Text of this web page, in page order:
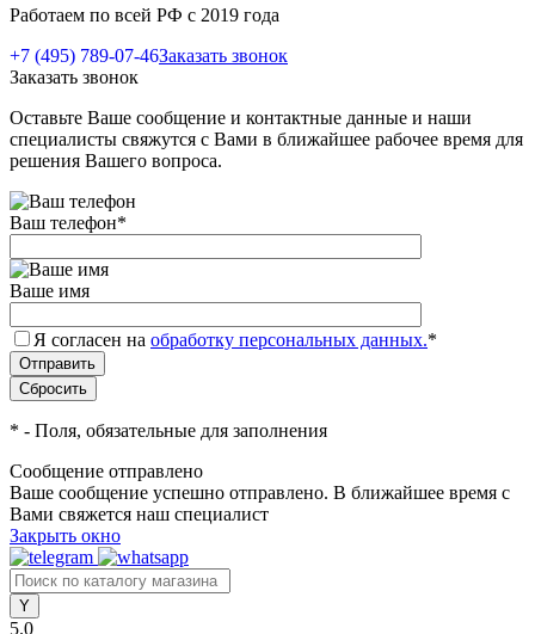
Работаем по всей РФ с 2019 года
+7 (495) 789-07-46Заказать звонок
Заказать звонок
Оставьте Ваше сообщение и контактные данные и наши
специалисты свяжутся с Вами в ближайшее рабочее время для
решения Вашего вопроса.
Ваш телефон*
Ваше имя
Я согласен на обработку персональных данных.*
* - Поля, обязательные для заполнения
Сообщение отправлено
Ваше сообщение успешно отправлено. В ближайшее время с
Вами свяжется наш специалист
Закрыть окно
5.0